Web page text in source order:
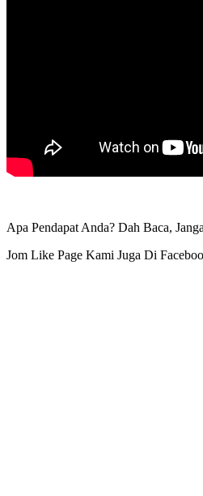
Apa Pendapat Anda? Dah Baca,
Jom Like Page Kami Juga Di